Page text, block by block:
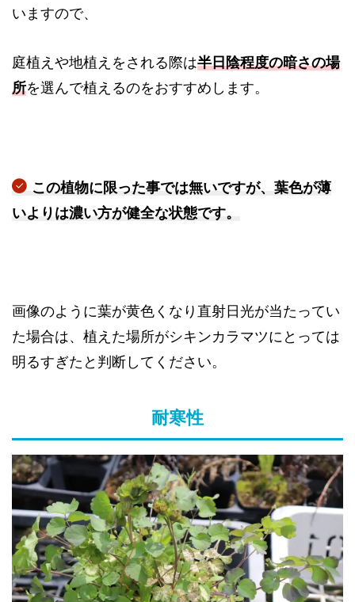
いますので、
庭植えや地植えをされる際は半日陰程度の暗さの場
所を選んで植えるのをおすすめします。
この植物に限った事では無いですが、葉色が薄
いよりは濃い方が健全な状態です。
画像のように葉が黄色くなり直射日光が当たってい
た場合は、植えた場所がシキンカラマツにとっては
明るすぎたと判断してください。
耐寒性